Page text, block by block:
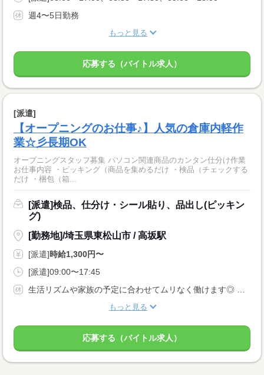
週4〜5日勤務
もっと見る
応募する（バイトル求人）
[派遣]
【オープニングのお仕事♪】人気の倉庫内軽作
業☆彡長期OK
オープニングスタッフ募集 パソコン関連商品のカンタン仕分け作業
お仕事内容 ・ピッキング（商品を集めるだけ ・検品（チェックする
だけ ・梱包（箱...
[派遣]検品、仕分け・シール貼り、品出し(ピッキン
グ)
[勤務地]/埼玉県東松山市 / 高坂駅
[派遣]時給1,300円〜
[派遣]09:00〜17:45
生活リズムや家族の予定に合わせてムリなく働けます◎ 自分のペースを大切にしたい方にピッタリのお仕事です♪
もっと見る
応募する（バイトル求人）